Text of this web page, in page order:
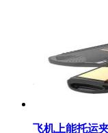
飞机上能托运